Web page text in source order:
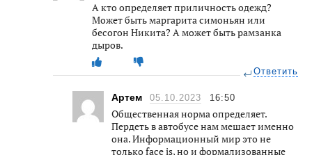
А кто определяет приличность одежд?
Может быть маргарита симоньян или
бесогон Никита? А может быть рамзанка
дыров.
Ответить
Артем 05.10.2023 16:50
Общественная норма определяет.
Пердеть в автобусе нам мешает именно
она. Информационный мир это не
только face is, но и формализованные